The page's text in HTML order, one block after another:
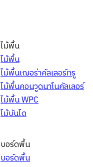
ไม้พื้น
ไม้พื้น
ไม้พื้นเฌอร่าคัลเลอร์ทรู
ไม้พื้นคอนวูดนาโนคัลเลอร์
ไม้พื้น WPC
ไม้บันได
บอร์ดพื้น
บอร์ดพื้น